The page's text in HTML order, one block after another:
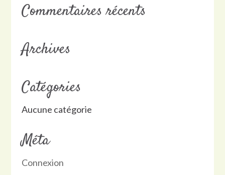
Commentaires récents
Archives
Catégories
Aucune catégorie
Méta
Connexion